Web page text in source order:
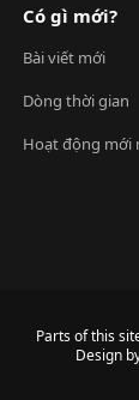
Có gì mới?
Bài viết mới
Dòng thời gian
Hoạt động mới
Parts of this
Design